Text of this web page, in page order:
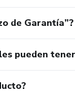
de Garantía”?
pueden